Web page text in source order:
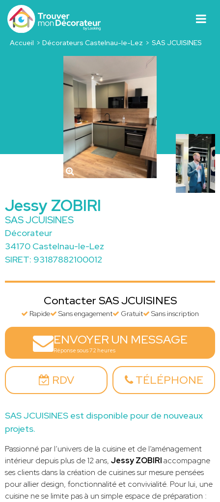
Accueil Décorateurs Castelnau-le-Lez SAS JCUISINES
Jessy ZOBIRI
SAS JCUISINES
Décorateur
34170 Castelnau-le-Lez
SIRET: 93187882100012
Contacter SAS JCUISINES
Rapide Sans engagement Gratuit Sans inscription
ENVOYER UN MESSAGE
Réponse sous 72 heures
RDV TÉLÉPHONE
SAS JCUISINES est disponible pour de nouveaux
projets.
Passionné par l’univers de la cuisine et de l’aménagement
intérieur depuis plus de 12 ans, Jessy ZOBIRIaccompagne
ses clients dans la création de cuisines sur mesure pensées
pour allier design, fonctionnalité et convivialité. Pour lui, une
cuisine ne se limite pas à un simple espace de préparation :